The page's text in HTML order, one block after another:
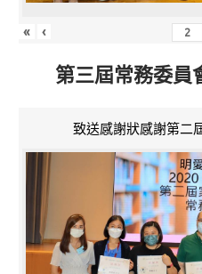
« ‹
第三屆常務委
致送感謝狀感謝第二